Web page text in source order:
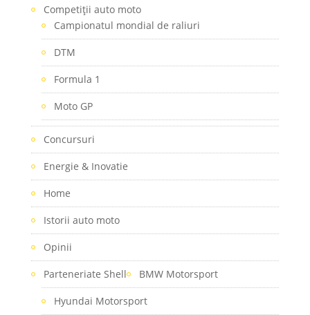
Competiţii auto moto
Campionatul mondial de raliuri
DTM
Formula 1
Moto GP
Concursuri
Energie & Inovatie
Home
Istorii auto moto
Opinii
Parteneriate Shell BMW Motorsport
Hyundai Motorsport